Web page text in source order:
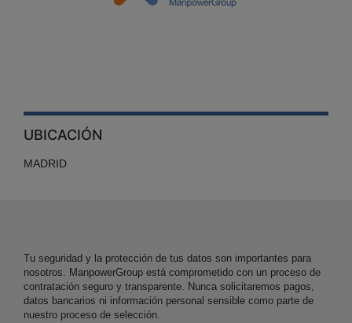
UBICACIÓN
MADRID
Tu seguridad y la protección de tus datos son importantes para
nosotros. ManpowerGroup está comprometido con un proceso de
contratación seguro y transparente. Nunca solicitaremos pagos,
datos bancarios ni información personal sensible como parte de
nuestro proceso de selección.